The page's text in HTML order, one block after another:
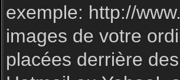
exemple: http://
images de votre
placées derrière